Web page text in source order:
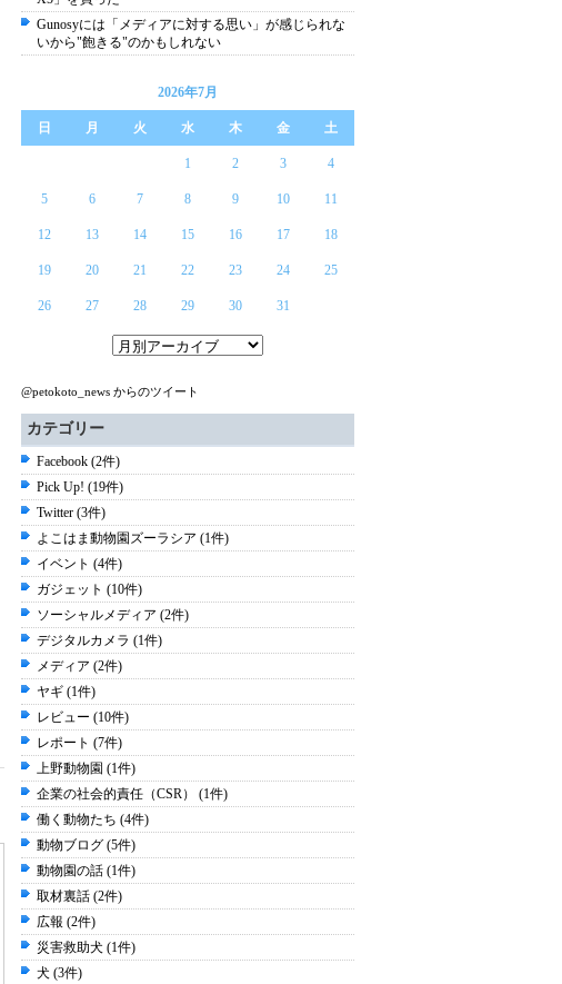
Gunosyには「メディアに対する思い」が感じられな
いから"飽きる"のかもしれない
2026年7月
日 月 火 水 木 金 土
1 2 3 4
5 6 7 8 9 10 11
12 13 14 15 16 17 18
19 20 21 22 23 24 25
26 27 28 29 30 31
@petokoto_news からのツイート
カテゴリー
Facebook (2件)
Pick Up! (19件)
Twitter (3件)
よこはま動物園ズーラシア (1件)
イベント (4件)
ガジェット (10件)
ソーシャルメディア (2件)
デジタルカメラ (1件)
メディア (2件)
ヤギ (1件)
レビュー (10件)
レポート (7件)
上野動物園 (1件)
企業の社会的責任（CSR） (1件)
働く動物たち (4件)
動物ブログ (5件)
動物園の話 (1件)
取材裏話 (2件)
広報 (2件)
災害救助犬 (1件)
犬 (3件)